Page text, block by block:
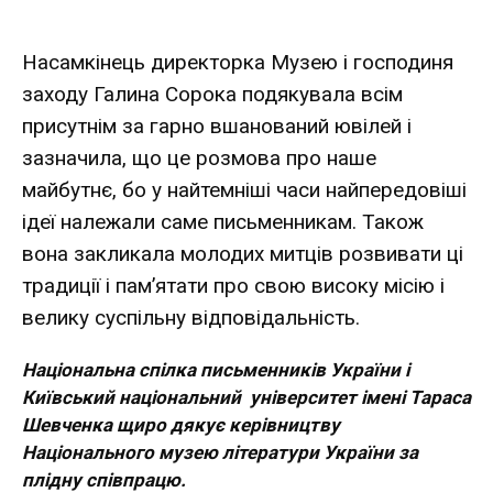
Насамкінець директорка Музею і господиня
заходу Галина Сорока подякувала всім
присутнім за гарно вшанований ювілей і
зазначила, що це розмова про наше
майбутнє, бо у найтемніші часи найпередовіші
ідеї належали саме письменникам. Також
вона закликала молодих митців розвивати ці
традиції і пам’ятати про свою високу місію і
велику суспільну відповідальність.
Національна спілка письменників України і
Київський національний університет імені Тараса
Шевченка щиро дякує керівництву
Національного музею літератури України за
плідну співпрацю.